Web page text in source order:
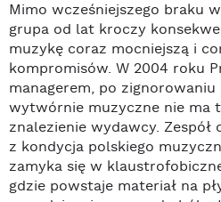
Mimo wcześniejszego braku
grupa od lat kroczy
muzykę coraz mocniejszą i
kompromisów. W 2004 roku
managerem, po
wytwórnie muzyczne nie ma
znalezienie wydawcy.
z kondycja polskiego
zamyka się w
gdzie powstaje materiał na